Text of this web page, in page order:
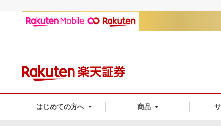
はじめての方へ 商品